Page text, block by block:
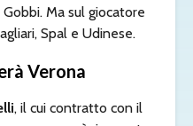
Ma sul giocatore
Spal e Udinese.
Verona
, il cui contratto con il